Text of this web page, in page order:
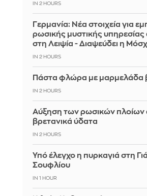
IN 2 HOURS
Γερμανία: Νέα στοιχεία για
ρωσικής μυστικής
στη Λειψία - Διαψεύδει η
IN 2 HOURS
Πάστα φλώρα με μαρμελάδα
IN 2 HOURS
Αύξηση των ρωσικών πλοίων
βρετανικά ύδατα
IN 2 HOURS
Υπό έλεγχο η πυρκαγιά στη
Σουφλίου
IN 1 HOUR